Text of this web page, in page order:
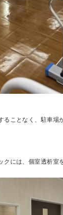
ることなく、駐車場
クには、個室透析室